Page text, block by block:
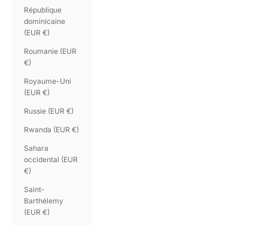
République
dominicaine
(EUR €)
Roumanie (EUR
€)
Royaume-Uni
(EUR €)
Russie (EUR €)
Rwanda (EUR €)
Sahara
occidental (EUR
€)
Saint-
Barthélemy
(EUR €)